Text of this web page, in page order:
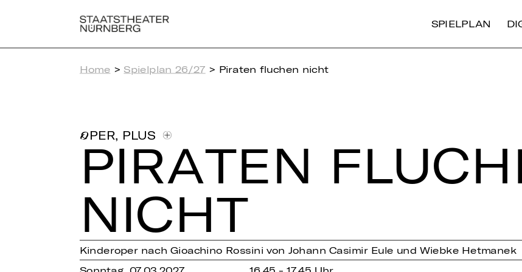
SPIELPLAN
Home > Spielplan 26/27 > Piraten fluchen nicht
OPER, PLUS
PI­RA­TEN
NICHT
Kinderoper nach Gioachino Rossini von Johann Casimir Eule und Wiebke Hetmanek